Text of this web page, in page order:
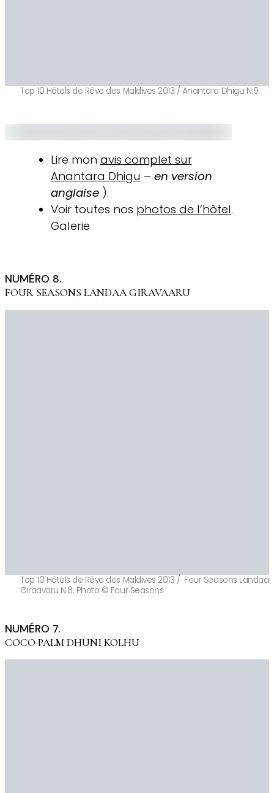
Top 10 Hôtels de Rêve des Maldives 2013 / Anantara Dhigu N.9.
Lire mon avis complet sur
Anantara Dhigu – en version
anglaise).
Voir toutes nos photos de l’hôtel.
Galerie
NUMÉRO 8.
FOUR SEASONS LANDAA GIRAVAARU
Top 10 Hôtels de Rêve des Maldives 2013 / Four Seasons Landaa
Giraavaru N.8. Photo © Four Seasons
NUMÉRO 7.
COCO PALM DHUNI KOLHU